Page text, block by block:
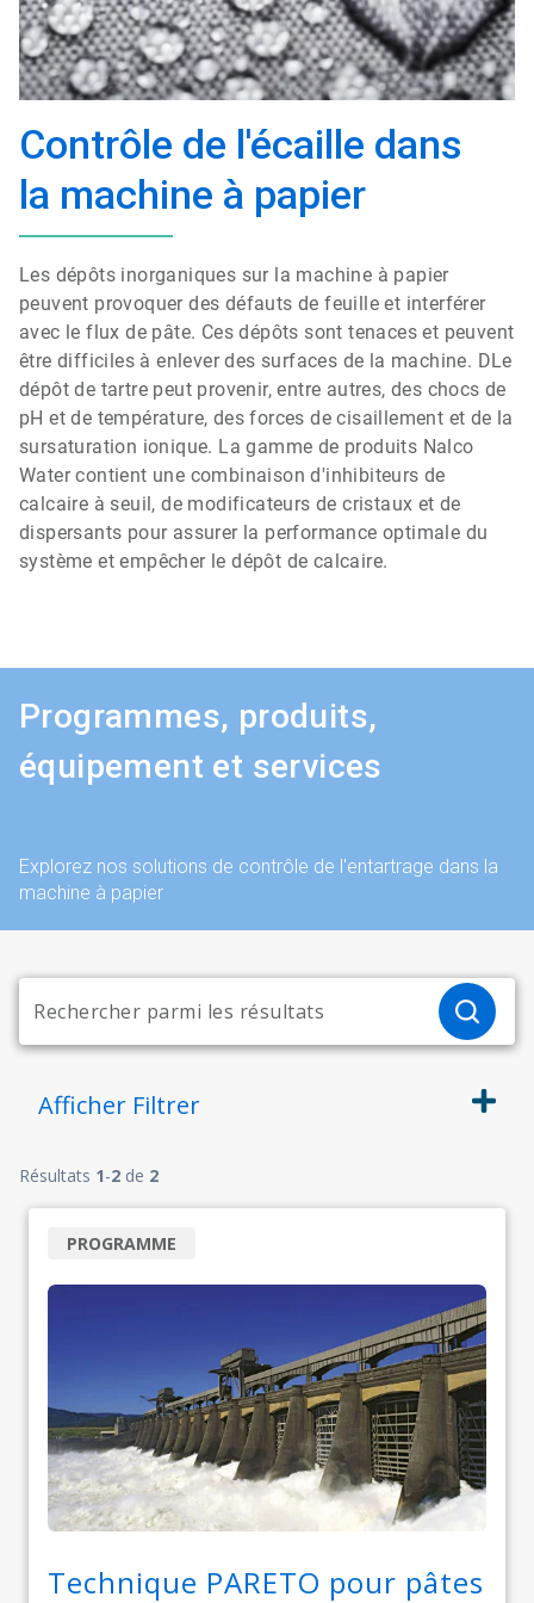
Contrôle de l'écaille dans
la machine à papier
Les dépôts inorganiques sur la machine à papier
peuvent provoquer des défauts de feuille et interférer
avec le flux de pâte. Ces dépôts sont tenaces et peuvent
être difficiles à enlever des surfaces de la machine. DLe
dépôt de tartre peut provenir, entre autres, des chocs de
pH et de température, des forces de cisaillement et de la
sursaturation ionique. La gamme de produits Nalco
Water contient une combinaison d'inhibiteurs de
calcaire à seuil, de modificateurs de cristaux et de
dispersants pour assurer la performance optimale du
système et empêcher le dépôt de calcaire.
Programmes, produits,
équipement et services
Explorez nos solutions de contrôle de l'entartrage dans la
machine à papier
Afficher Filtrer
Résultats 1-2 de 2
Technique PARETO pour pâtes
PROGRAMME